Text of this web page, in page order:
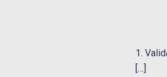
1.
[…]